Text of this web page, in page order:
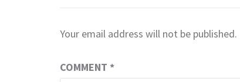
Your email address will not be published.
COMMENT *